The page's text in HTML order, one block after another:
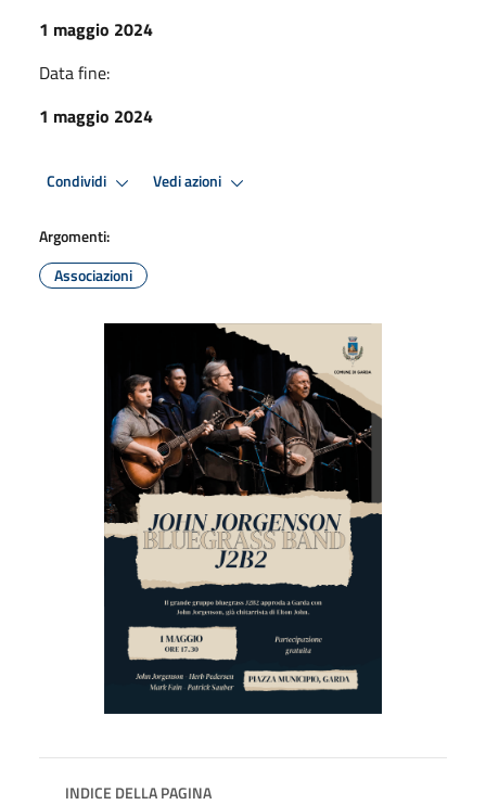
1 maggio 2024
Data fine:
1 maggio 2024
Condividi Vedi azioni
Argomenti:
Associazioni
INDICE DELLA PAGINA